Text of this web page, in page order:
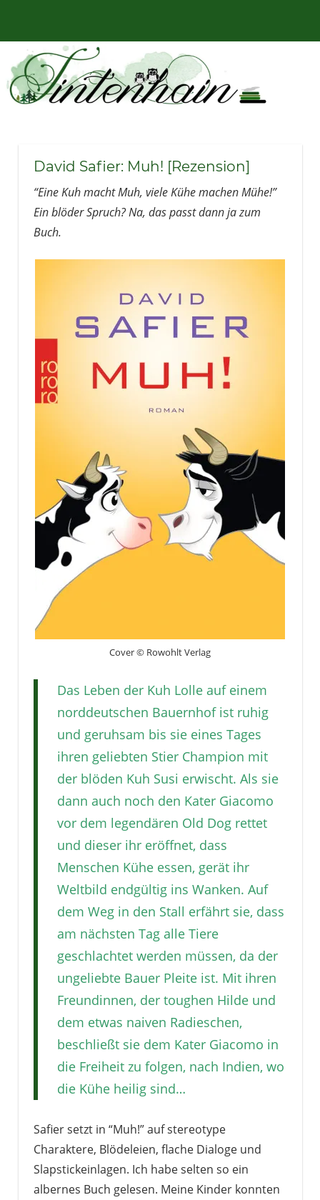
springen
Tintenhain
–
Der
Rezensionen
und
mehr
David Safier: Muh! [Rezension]
“Eine Kuh macht Muh, viele Kühe machen Mühe!”
Ein blöder Spruch? Na, das passt dann ja zum
Buch.
Cover © Rowohlt Verlag
Das Leben der Kuh Lolle auf einem
norddeutschen Bauernhof ist ruhig
und geruhsam bis sie eines Tages
ihren geliebten Stier Champion mit
der blöden Kuh Susi erwischt. Als sie
dann auch noch den Kater Giacomo
vor dem legendären Old Dog rettet
und dieser ihr eröffnet, dass
Menschen Kühe essen, gerät ihr
Weltbild endgültig ins Wanken. Auf
dem Weg in den Stall erfährt sie, dass
am nächsten Tag alle Tiere
geschlachtet werden müssen, da der
ungeliebte Bauer Pleite ist. Mit ihren
Freundinnen, der toughen Hilde und
dem etwas naiven Radieschen,
beschließt sie dem Kater Giacomo in
die Freiheit zu folgen, nach Indien, wo
die Kühe heilig sind…
Safier setzt in “Muh!” auf stereotype
Charaktere, Blödeleien, flache Dialoge und
Slapstickeinlagen. Ich habe selten so ein
albernes Buch gelesen. Meine Kinder konnten